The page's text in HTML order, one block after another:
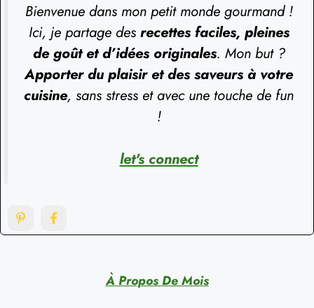
Bienvenue dans mon petit monde gourmand !
Ici, je partage des recettes faciles, pleines
de goût et d’idées originales. Mon but ?
Apporter du plaisir et des saveurs à votre
cuisine, sans stress et avec une touche de fun
!
let's connect
À Propos De Mois